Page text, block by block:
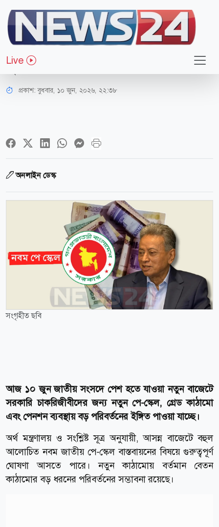
Live
অর্থ-বাণিজ্য
বাজেটে পে-স্কেল ও পেনশন নিয়ে
সুখবরের সম্ভাবনা
প্রকাশ:বুধবার, ১০ জুন, ২০২৬, ২২:৩৮
অনলাইন ডেস্ক
সংগৃহীত ছবি
আজ ১০ জুন জাতীয় সংসদে পেশ হতে যাওয়া নতুন বাজেটে
সরকারি চাকরিজীবীদের জন্য নতুন পে-স্কেল, গ্রেড কাঠামো
এবং পেনশন ব্যবস্থায় বড় পরিবর্তনের ইঙ্গিত পাওয়া যাচ্ছে।
অর্থ মন্ত্রণালয় ও সংশ্লিষ্ট সূত্র অনুযায়ী, আসন্ন বাজেটে বহুল
আলোচিত নবম জাতীয় পে-স্কেল বাস্তবায়নের বিষয়ে গুরুত্বপূর্ণ
ঘোষণা আসতে পারে। নতুন কাঠামোয় বর্তমান বেতন
কাঠামোর বড় ধরনের পরিবর্তনের সম্ভাবনা রয়েছে।